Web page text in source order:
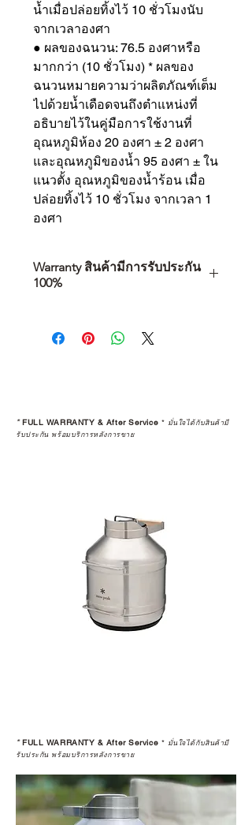
น้ำเมื่อปล่อยทิ้งไว้ 10 ชั่วโมงนับ
จากเวลาองศา
● ผลของฉนวน: 76.5 องศาหรือ
มากกว่า (10 ชั่วโมง) * ผลของ
ฉนวนหมายความว่าผลิตภัณฑ์เต็ม
ไปด้วยน้ำเดือดจนถึงตำแหน่งที่
อธิบายไว้ในคู่มือการใช้งานที่
อุณหภูมิห้อง 20 องศา ± 2 องศา
และอุณหภูมิของน้ำ 95 องศา ± ใน
แนวตั้ง อุณหภูมิของน้ำร้อน เมื่อ
ปล่อยทิ้งไว้ 10 ชั่วโมง จากเวลา 1
องศา
Warranty สินค้ามีการรับประกัน
100%
คุณตัดสินใจซื้อ แต่รวมไปถึง
“ประสบการณ์หลังการใช้งาน” ใน
STUDIO และร้านตัวแทนจำหน่ายที่
ได้รับการแต่งตั้งอย่างเป็นทางการ จะ
หรือการแก้ไขปัญหาที่อาจเกิดขึ้นใน
ก่อนตัดสินใจซื้อสินค้า เราอยาก
แนะนำให้คุณสอบถามทุกครั้งว่า ร้าน
ค้าที่คุณกำลังเลือกซื้อนั้น มีการรับ
ประกันสินค้าจากตัวแทนจำหน่าย
ในอุปกรณ์ที่คุณรัก มีคุณค่าอย่าง
เลือกซื้อกับ CAMP STUDIO หรือร้าน
ตัวแทนจำหน่ายที่ได้รับการแต่งตั้ง
*FULL WARRANTY & After Service * มั่นใจได้กับสินค้ามี
รับประกัน พร้อมบริการหลังการขาย
*FULL WARRANTY & After Service * มั่นใจได้กับสินค้ามี
รับประกัน พร้อมบริการหลังการขาย